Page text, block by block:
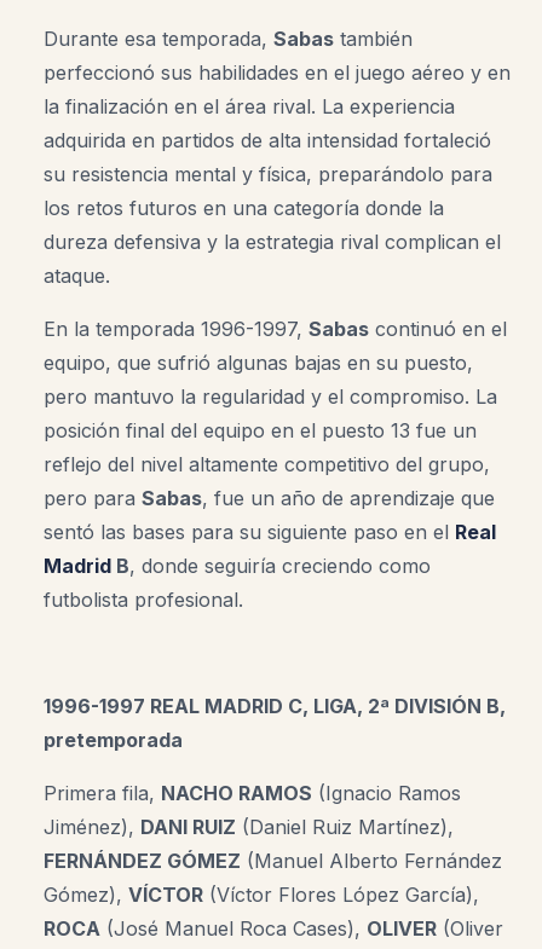
Durante esa temporada, Sabas también
perfeccionó sus habilidades en el juego aéreo y en
la finalización en el área rival. La experiencia
adquirida en partidos de alta intensidad fortaleció
su resistencia mental y física, preparándolo para
los retos futuros en una categoría donde la
dureza defensiva y la estrategia rival complican el
ataque.
En la temporada 1996-1997, Sabas continuó en el
equipo, que sufrió algunas bajas en su puesto,
pero mantuvo la regularidad y el compromiso. La
posición final del equipo en el puesto 13 fue un
reflejo del nivel altamente competitivo del grupo,
pero para Sabas, fue un año de aprendizaje que
sentó las bases para su siguiente paso en el Real
Madrid B, donde seguiría creciendo como
futbolista profesional.
1996-1997 REAL MADRID C, LIGA, 2ª DIVISIÓN B,
pretemporada
Primera fila, NACHO RAMOS (Ignacio Ramos
Jiménez), DANI RUIZ (Daniel Ruiz Martínez),
FERNÁNDEZ GÓMEZ (Manuel Alberto Fernández
Gómez), VÍCTOR (Víctor Flores López García),
ROCA (José Manuel Roca Cases), OLIVER (Oliver